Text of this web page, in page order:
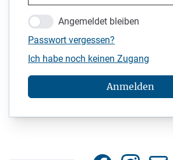
Angemeldet bleiben
Passwort vergessen?
Ich habe noch keinen Zugang
Anmelden